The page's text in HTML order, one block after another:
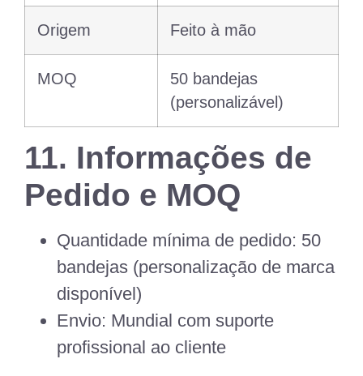
Origem Feito à mão
MOQ
50 bandejas
(personalizável)
11. Informações de
Pedido e MOQ
Quantidade mínima de pedido: 50
bandejas (personalização de marca
disponível)
Envio: Mundial com suporte
profissional ao cliente